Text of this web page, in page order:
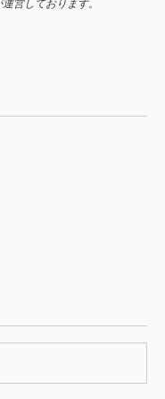
運営しております。